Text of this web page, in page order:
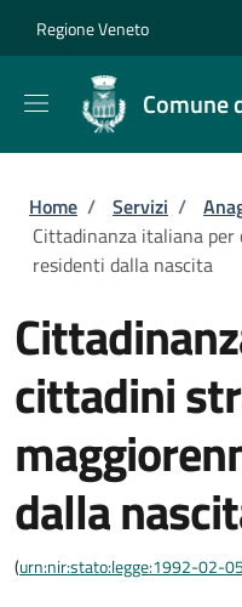
Regione Veneto
Comune
Briciole di
Home / Servizi /
Cittadinanza italiana
residenti dalla nascita
cittadini
dalla
(urn:nir:stato:legge:1992-02-